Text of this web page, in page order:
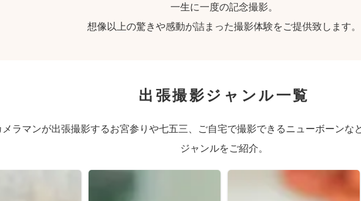
一生に一度の記念撮影。
想像以上の驚きや感動が詰まった撮影体験をご提供致します。
出張撮影ジャンル一覧
ラマンが出張撮影するお宮参りや七五三、ご自宅で撮影できるニューボーン
ジャンルをご紹介。